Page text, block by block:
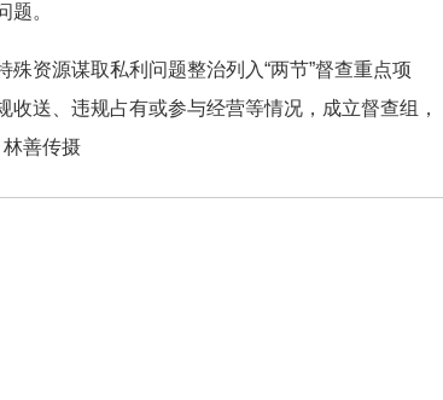
。
资源谋取私利问题整治列入“两节”督查重点项
送、违规占有或参与经营等情况，成立督查组，
善传摄